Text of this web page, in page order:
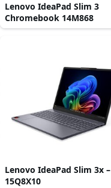
Lenovo IdeaPad Slim 3
Chromebook 14M868
Lenovo IdeaPad Slim 3x –
15Q8X10